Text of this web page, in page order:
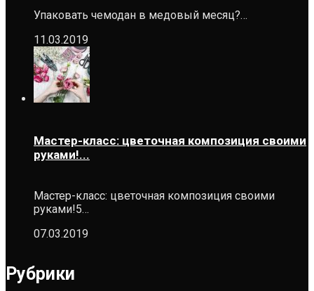
Упаковать чемодан в медовый месяц?…
11.03.2019
Мастер-класс: цветочная композиция своими
руками!...
Мастер-класс: цветочная композиция своими
руками!5…
07.03.2019
Рубрики